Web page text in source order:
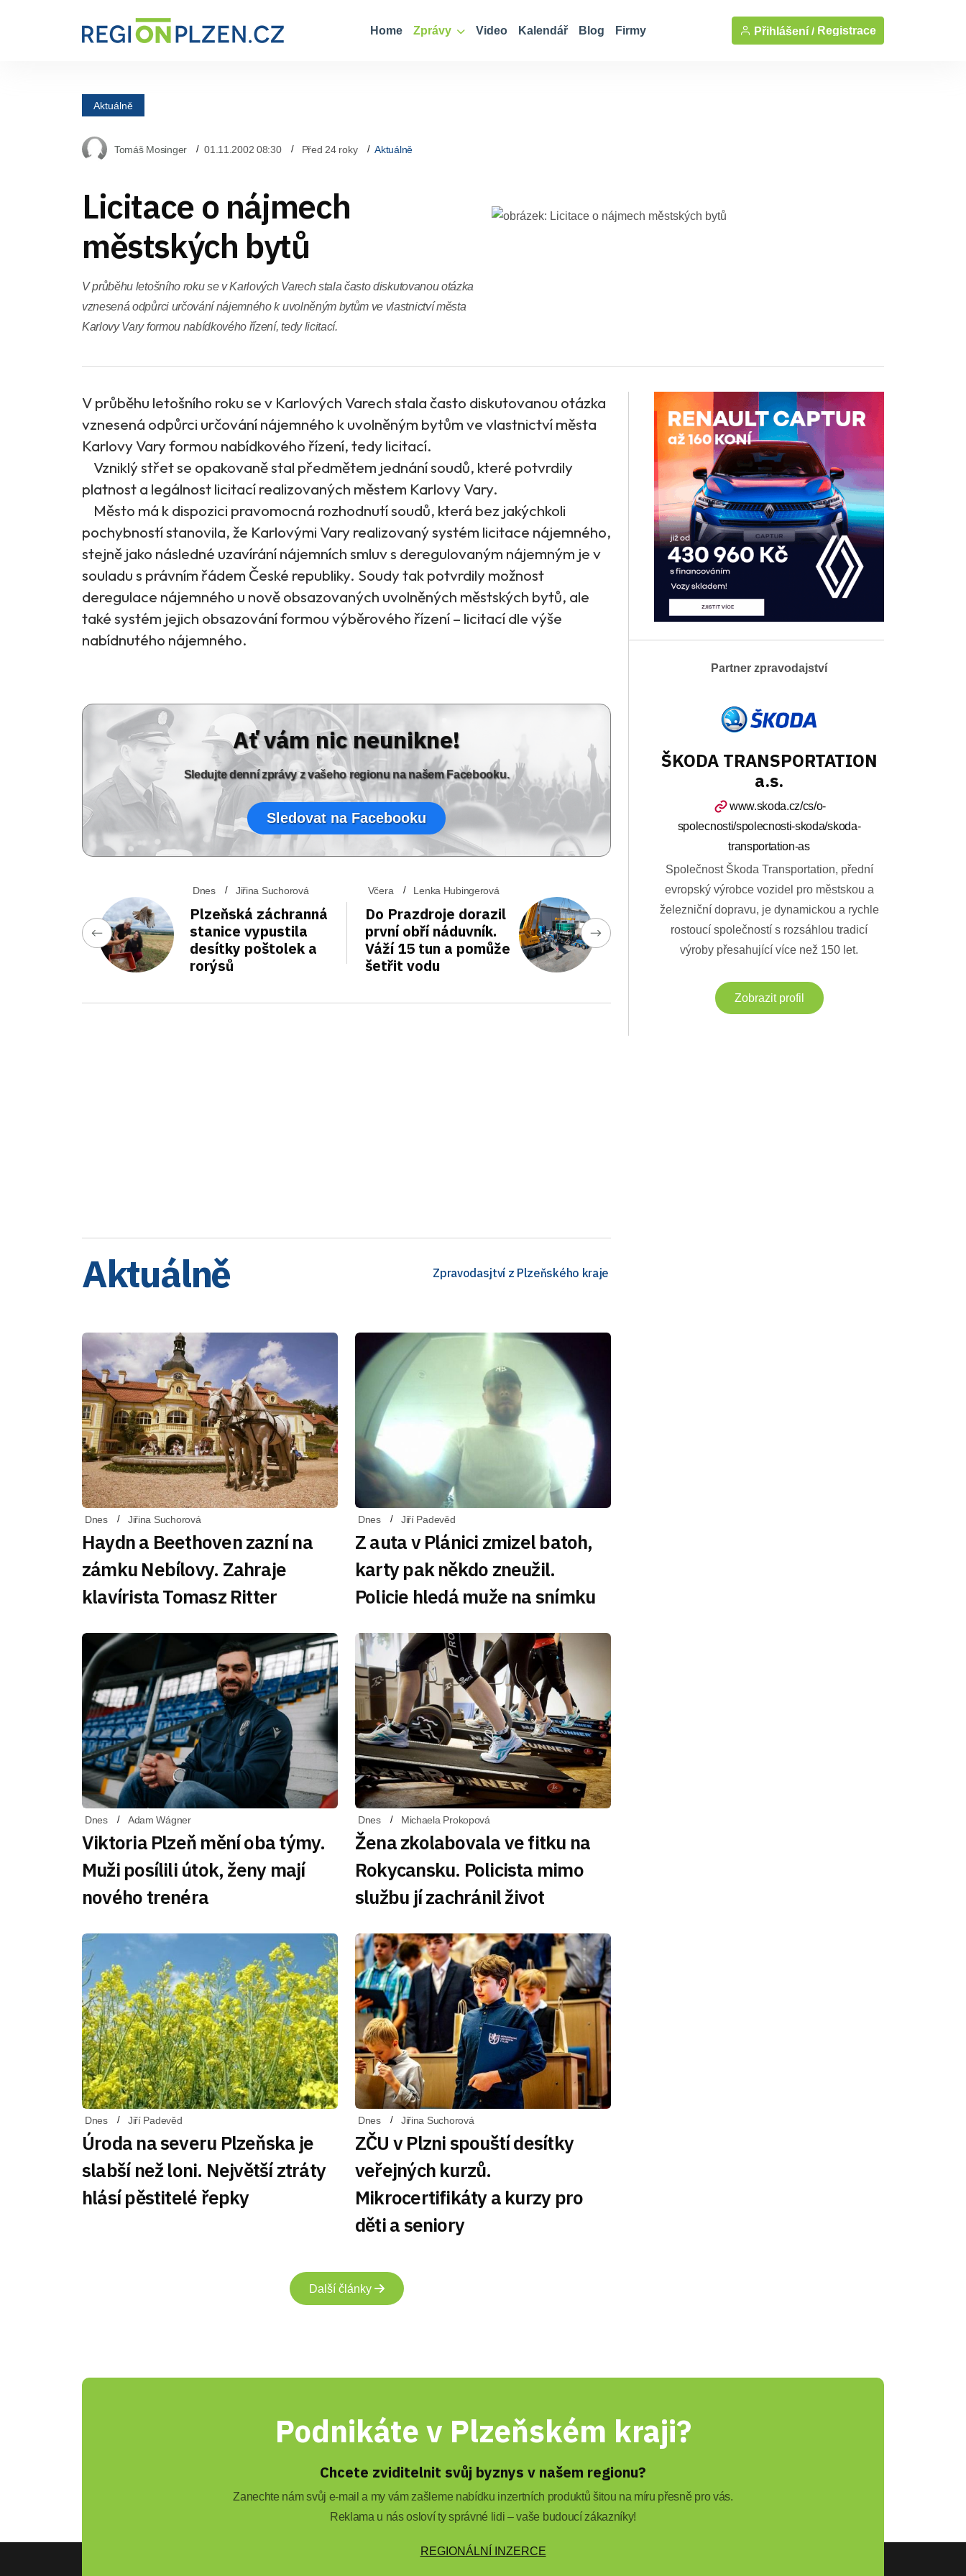
Home Zprávy Video Kalendář Blog Firmy Přihlášení / Registrace
Aktuálně
Tomáš Mosinger 01.11.2002 08:30 Před 24 roky Aktuálně
Licitace o nájmech
městských bytů
V průběhu letošního roku se v Karlových Varech stala často diskutovanou otázka
vznesená odpůrci určování nájemného k uvolněným bytům ve vlastnictví města
Karlovy Vary formou nabídkového řízení, tedy licitací.
V průběhu letošního roku se v Karlových Varech stala často diskutovanou otázka
vznesená odpůrci určování nájemného k uvolněným bytům ve vlastnictví města
Karlovy Vary formou nabídkového řízení, tedy licitací.
Vzniklý střet se opakovaně stal předmětem jednání soudů, které potvrdily
platnost a legálnost licitací realizovaných městem Karlovy Vary.
Město má k dispozici pravomocná rozhodnutí soudů, která bez jakýchkoli
pochybností stanovila, že Karlovými Vary realizovaný systém licitace nájemného,
stejně jako následné uzavírání nájemních smluv s deregulovaným nájemným je v
souladu s právním řádem České republiky. Soudy tak potvrdily možnost
deregulace nájemného u nově obsazovaných uvolněných městských bytů, ale
také systém jejich obsazování formou výběrového řízení – licitací dle výše
nabídnutého nájemného.
Ať vám nic neunikne!
Sledujte denní zprávy z vašeho regionu na našem Facebooku.
Sledovat na Facebooku
Dnes Jiřina Suchorová
Plzeňská záchranná
stanice vypustila
desítky poštolek a
rorýsů
Včera Lenka Hubingerová
Do Prazdroje dorazil
první obří náduvník.
Váží 15 tun a pomůže
šetřit vodu
Aktuálně Zpravodasjtví z Plzeňského kraje
Dnes Jiřina Suchorová
Haydn a Beethoven zazní na
zámku Nebílovy. Zahraje
klavírista Tomasz Ritter
Dnes Jiří Padevěd
Z auta v Plánici zmizel batoh,
karty pak někdo zneužil.
Policie hledá muže na snímku
Dnes Adam Wágner
Viktoria Plzeň mění oba týmy.
Muži posílili útok, ženy mají
nového trenéra
Dnes Michaela Prokopová
Žena zkolabovala ve fitku na
Rokycansku. Policista mimo
službu jí zachránil život
Dnes Jiří Padevěd
Úroda na severu Plzeňska je
slabší než loni. Největší ztráty
hlásí pěstitelé řepky
Dnes Jiřina Suchorová
ZČU v Plzni spouští desítky
veřejných kurzů.
Mikrocertifikáty a kurzy pro
děti a seniory
Další články
Partner zpravodajství
ŠKODA TRANSPORTATION
a.s.
www.skoda.cz/cs/o-
spolecnosti/spolecnosti-skoda/skoda-
transportation-as
Společnost Škoda Transportation, přední
evropský výrobce vozidel pro městskou a
železniční dopravu, je dynamickou a rychle
rostoucí společností s rozsáhlou tradicí
výroby přesahující více než 150 let.
Zobrazit profil
Podnikáte v Plzeňském kraji?
Chcete zviditelnit svůj byznys v našem regionu?
Zanechte nám svůj e-mail a my vám zašleme nabídku inzertních produktů šitou na míru přesně pro vás.
Reklama u nás osloví ty správné lidi – vaše budoucí zákazníky!
REGIONÁLNÍ INZERCE